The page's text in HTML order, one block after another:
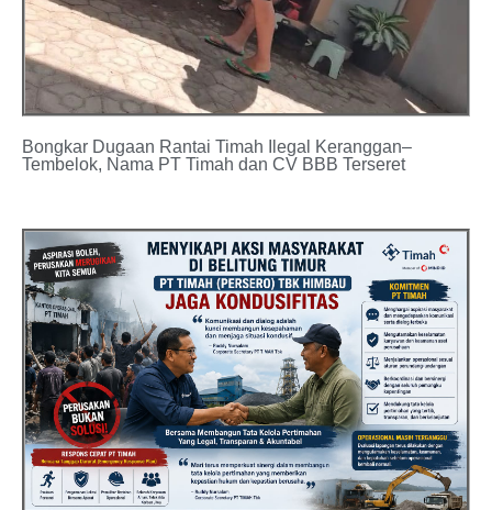
Bongkar Dugaan Rantai Timah Ilegal Keranggan–
Tembelok, Nama PT Timah dan CV BBB Terseret